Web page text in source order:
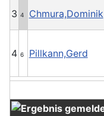
3 4 Chmura,Dominik
4 6 Pillkann,Gerd